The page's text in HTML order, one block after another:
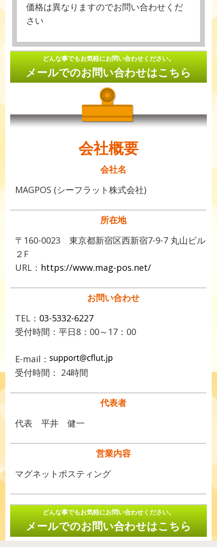
価格は異なりますのでお問い合わせくだ
さい
どんな事でもお気軽にお問い合わせください。
メールでのお問い合わせはこちら
会社概要
会社名
MAGPOS (シーフラット株式会社)
所在地
〒160-0023 東京都新宿区西新宿7-9-7 丸山ビル
２F
URL： https://www.mag-pos.net/
お問い合わせ
TEL： 03-5332-6227
受付時間：平日8：00～17：00
E-mail：
受付時間： 24時間
代表者
代表 平井 健一
営業内容
マグネットポスティング
どんな事でもお気軽にお問い合わせください。
メールでのお問い合わせはこちら